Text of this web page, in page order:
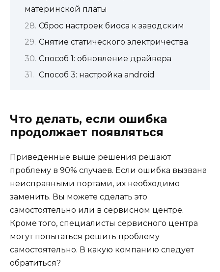
материнской платы
Сброс настроек биоса к заводским
Снятие статического электричества
Способ 1: обновление драйвера
Способ 3: настройка android
Что делать, если ошибка
продолжает появляться
Приведенные выше решения решают
проблему в 90% случаев. Если ошибка вызвана
неисправными портами, их необходимо
заменить. Вы можете сделать это
самостоятельно или в сервисном центре.
Кроме того, специалисты сервисного центра
могут попытаться решить проблему
самостоятельно. В какую компанию следует
обратиться?